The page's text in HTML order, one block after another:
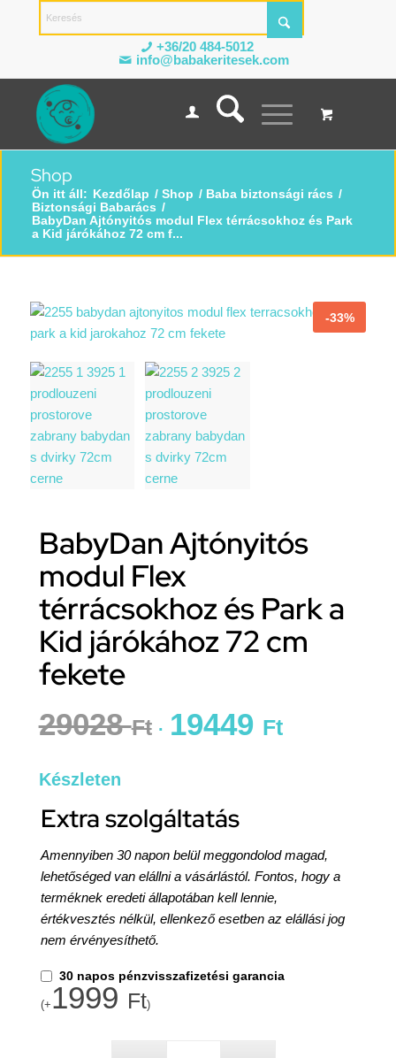
+36/20 484-5012
info@babakeritesek.com
Shop
Ön itt áll: Kezdőlap / Shop / Baba biztonsági rács /
Biztonsági Babarács /
BabyDan Ajtónyitós modul Flex térrácsokhoz és Park
a Kid járókához 72 cm f...
-33%
BabyDan Ajtónyitós
modul Flex
térrácsokhoz és Park a
Kid járókához 72 cm
fekete
29028Ft 19449 Ft
Készleten
Extra szolgáltatás
Amennyiben 30 napon belül meggondolod magad,
lehetőséged van elállni a vásárlástól. Fontos, hogy a
terméknek eredeti állapotában kell lennie,
értékvesztés nélkül, ellenkező esetben az elállási jog
nem érvényesíthető.
30 napos pénzvisszafizetési garancia
(+ 1999 Ft)